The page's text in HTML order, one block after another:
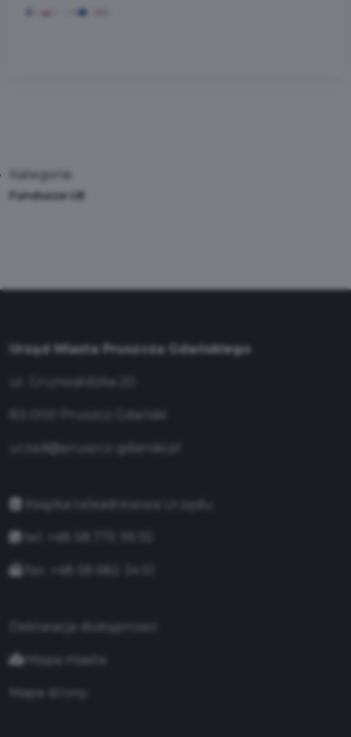
Kategoria:
Fundusze UE
Urząd Miasta Pruszcza Gdańskiego
urzad@pruszcz-gdanski.pl
Książka teleadresowa Urzędu
Deklaracja dostępności
Mapa miasta
Mapa strony